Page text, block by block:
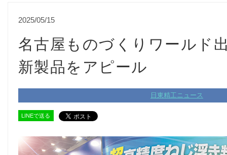
2025/05/15
名古屋ものづくりワールド
新製品をアピール
日東精工ニュース
LINEで送る